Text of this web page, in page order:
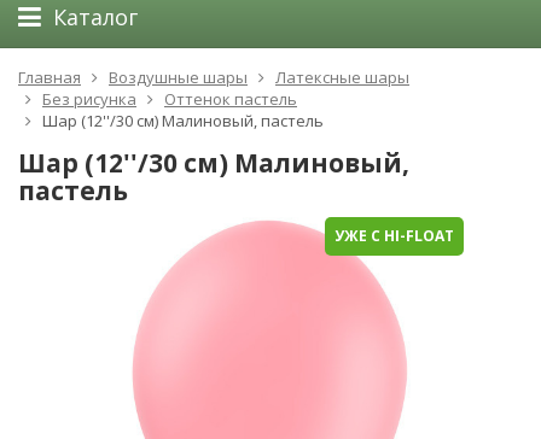
Каталог
Главная Воздушные шары
Латексные шары
Без рисунка
Оттенок пастель
Шар (12''/30 см) Малиновый, пастель
Шар (12''/30 см) Малиновый,
пастель
УЖЕ С HI-FLOAT